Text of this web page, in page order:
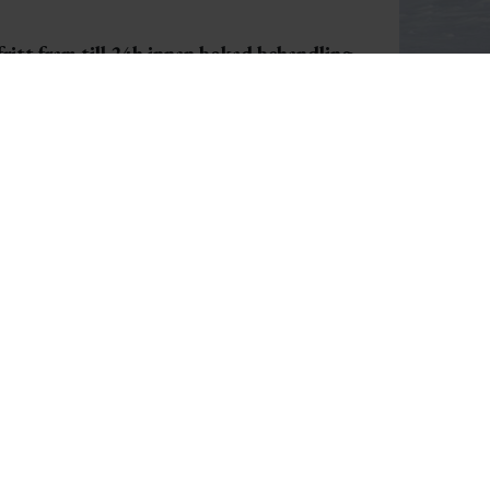
fram till 24h innan bokad behandling.